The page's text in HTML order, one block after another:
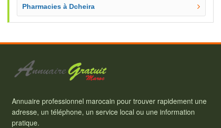
Pharmacies à Dcheira
Annuaire professionnel marocain pour trouver rapidement une
adresse, un téléphone, un service local ou une information
pratique.